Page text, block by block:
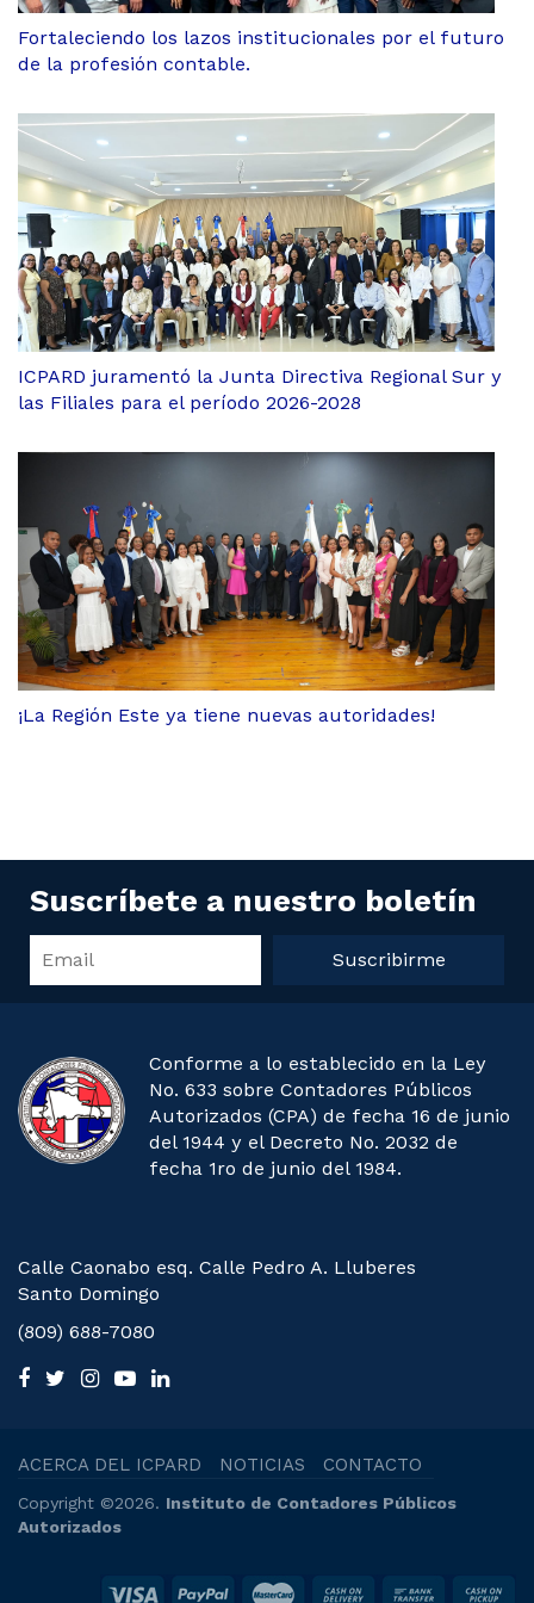
Fortaleciendo los lazos institucionales por el futuro
de la profesión contable.
ICPARD juramentó la Junta Directiva Regional Sur y
las Filiales para el período 2026-2028
¡La Región Este ya tiene nuevas autoridades!
Suscríbete a nuestro boletín
Suscribirme
Conforme a lo establecido en la Ley
No. 633 sobre Contadores Públicos
Autorizados (CPA) de fecha 16 de junio
del 1944 y el Decreto No. 2032 de
fecha 1ro de junio del 1984.
Calle Caonabo esq. Calle Pedro A. Lluberes
Santo Domingo
(809) 688-7080
ACERCA DEL ICPARD NOTICIAS CONTACTO
Copyright ©2026. Instituto de Contadores Públicos
Autorizados